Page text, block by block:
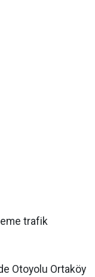
trafik
Otoyolu Ortaköy